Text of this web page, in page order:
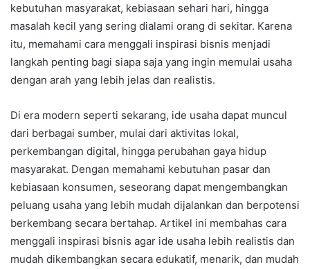
kebutuhan masyarakat, kebiasaan sehari hari, hingga
masalah kecil yang sering dialami orang di sekitar. Karena
itu, memahami cara menggali inspirasi bisnis menjadi
langkah penting bagi siapa saja yang ingin memulai usaha
dengan arah yang lebih jelas dan realistis.
Di era modern seperti sekarang, ide usaha dapat muncul
dari berbagai sumber, mulai dari aktivitas lokal,
perkembangan digital, hingga perubahan gaya hidup
masyarakat. Dengan memahami kebutuhan pasar dan
kebiasaan konsumen, seseorang dapat mengembangkan
peluang usaha yang lebih mudah dijalankan dan berpotensi
berkembang secara bertahap. Artikel ini membahas cara
menggali inspirasi bisnis agar ide usaha lebih realistis dan
mudah dikembangkan secara edukatif, menarik, dan mudah